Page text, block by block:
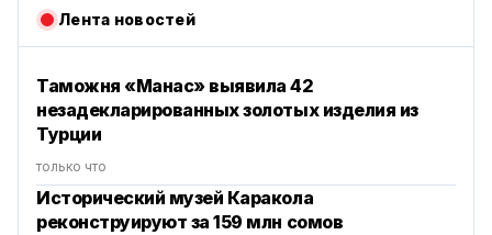
Лента новостей
Таможня «Манас» выявила 42
незадекларированных золотых изделия из
Турции
только что
Исторический музей Каракола
реконструируют за 159 млн сомов